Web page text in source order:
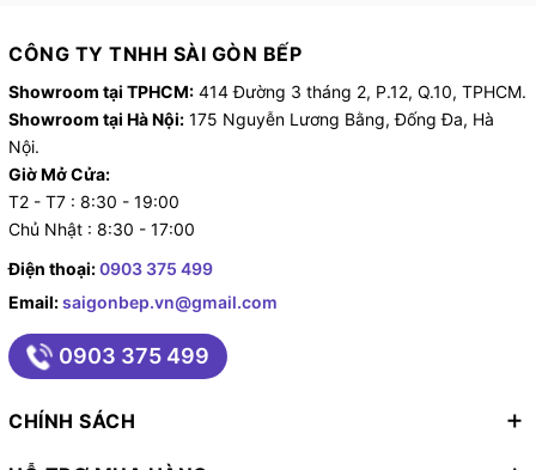
Liên hệ ngay Hotline/Zalo:0903.375.499hoặc đến
showroom Sài Gòn Bếpđể được tư vấn chi tiết hơn và
trải nghiệm thực tế sản phẩm này.
CÔNG TY TNHH SÀI GÒN BẾP
Showroom tại TPHCM: 414 Đường 3 tháng 2, P.12, Q.10, TPHCM.
Showroom tại Hà Nội: 175 Nguyễn Lương Bằng, Đống Đa, Hà
Nội.
Giờ Mở Cửa:
T2 - T7 : 8:30 - 19:00
Chủ Nhật : 8:30 - 17:00
Điện thoại:0903 375 499
Email:saigonbep.vn@gmail.com
0903 375 499
CHÍNH SÁCH